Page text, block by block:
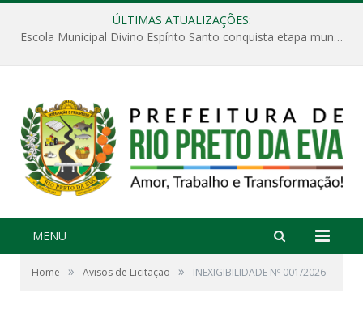
ÚLTIMAS ATUALIZAÇÕES:
Escola Municipal Divino Espírito Santo conquista etapa municipal da V Feira Amazonense de Matemática
MENU
Home » Avisos de Licitação » INEXIGIBILIDADE Nº 001/2026